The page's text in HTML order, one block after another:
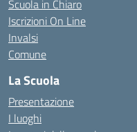
Scuola in Chiaro
Iscrizioni On Line
Invalsi
Comune
La Scuola
Presentazione
I luoghi